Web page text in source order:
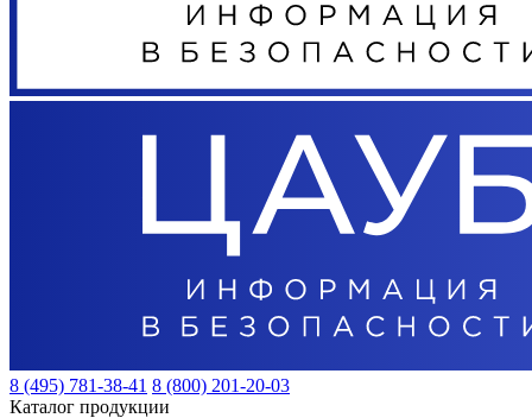
8 (495) 781-38-41 8 (800) 201-20-03
Каталог продукции